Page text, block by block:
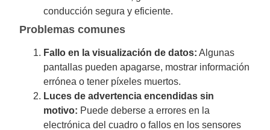
conducción segura y eficiente.
Problemas comunes
Fallo en la visualización de datos: Algunas
pantallas pueden apagarse, mostrar información
errónea o tener píxeles muertos.
Luces de advertencia encendidas sin
motivo: Puede deberse a errores en la
electrónica del cuadro o fallos en los sensores